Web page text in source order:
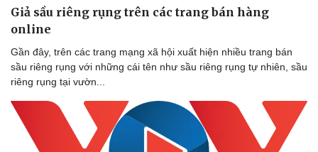
Vụ án
Tin nóng
Vũ khí
Việt Nam
Giả sầu riêng rụng trên các trang bán hàng
online
Gần đây, trên các trang mạng xã hội xuất hiện nhiều trang bán
sầu riêng rụng với những cái tên như sầu riêng rụng tự nhiên, sầu
riêng rụng tại vườn...